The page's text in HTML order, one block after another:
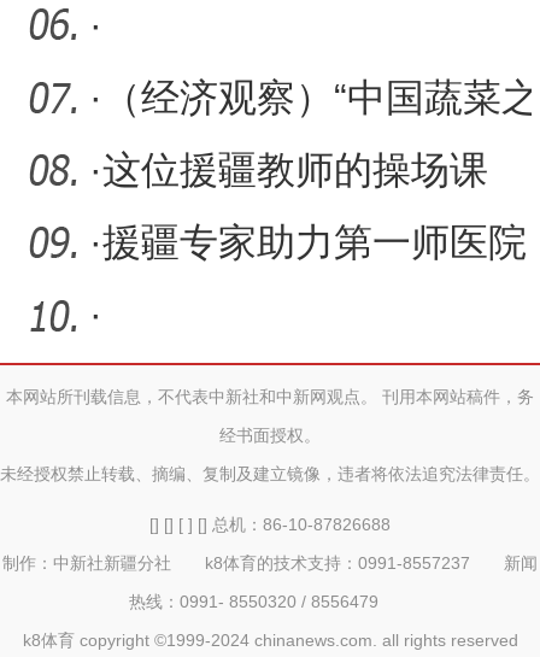
·
·
（经济观察）“中国蔬菜之
乡”山东寿光“播
·这位援疆教师的操场课
堂，千里之外点亮心光
·援疆专家助力第一师医院
开展“经导管心脏射频消融
·
本网站所刊载信息，不代表中新社和中新网观点。 刊用本网站稿件，务
经书面授权。
未经授权禁止转载、摘编、复制及建立镜像，违者将依法追究法律责任。
[] [] [ ] [] 总机：86-10-87826688
制作：中新社新疆分社 k8体育的技术支持：0991-8557237 新闻
热线：0991- 8550320 / 8556479
k8体育 copyright ©1999-2024 chinanews.com. all rights reserved